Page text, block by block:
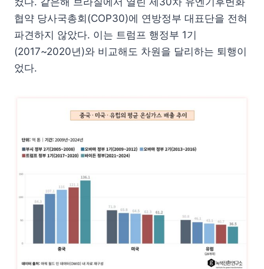
협약 당사국총회(COP30)에 연방정부 대표단을 전혀
파견하지 않았다. 이는 트럼프 행정부 1기
(2017~2020년)와 비교해도 차원을 달리하는 퇴행이
었다.